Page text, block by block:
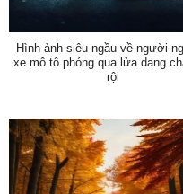
Hình ảnh siêu ngầu về người
xe mô tô phóng qua lửa dang
rội